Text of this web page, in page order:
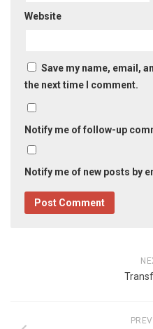
Website
Save my name, email,
the next time I comment.
Notify me of follow-up
Notify me of new posts by